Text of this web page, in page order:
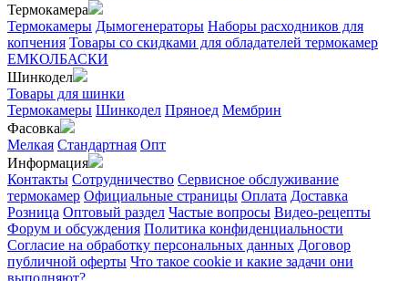
Термокамера
Термокамеры Дымогенераторы Наборы расходников для
копчения Товары со скидками для обладателей термокамер
ЕМКОЛБАСКИ
Шинкодел
Товары для шинки
Термокамеры Шинкодел Пряноед Мембрин
Фасовка
Мелкая Стандартная Опт
Информация
Контакты Сотрудничество Сервисное обслуживание
термокамер Официальные страницы Оплата Доставка
Розница Оптовый раздел Частые вопросы Видео-рецепты
Форум и обсуждения Политика конфиденциальности
Согласие на обработку персональных данных Договор
публичной оферты Что такое cookie и какие задачи они
выполняют?